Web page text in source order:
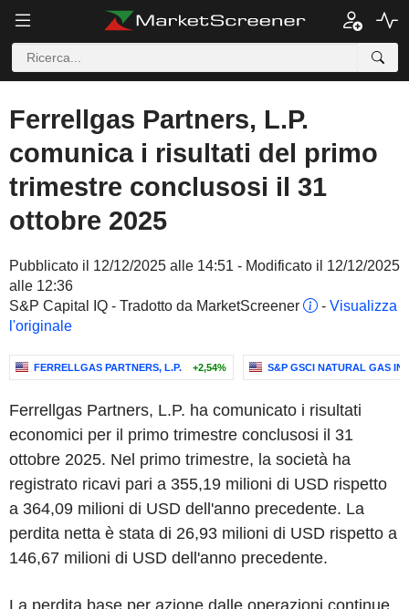
Ferrellgas Partners, L.P.
comunica i risultati del primo
trimestre conclusosi il 31
ottobre 2025
Pubblicato il 12/12/2025 alle 14:51 - Modificato il 12/12/2025
alle 12:36
S&P Capital IQ - Tradotto da MarketScreener
- Visualizza
l'originale
FERRELLGAS PARTNERS, L.P. +2,54% S&P GSCI NATURAL GAS
Ferrellgas Partners, L.P. ha comunicato i risultati
economici per il primo trimestre conclusosi il 31
ottobre 2025. Nel primo trimestre, la società ha
registrato ricavi pari a 355,19 milioni di USD rispetto
a 364,09 milioni di USD dell'anno precedente. La
perdita netta è stata di 26,93 milioni di USD rispetto a
146,67 milioni di USD dell'anno precedente.
La perdita base per azione dalle operazioni continue